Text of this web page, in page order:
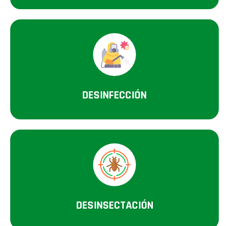
DESINFECCIÓN
DESINSECTACIÓN